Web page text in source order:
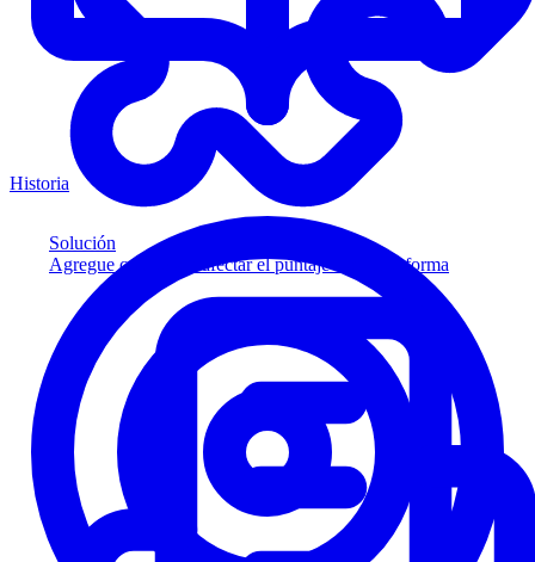
Solución
Agregue crédito sin afectar el puntaje a su plataforma
Historia